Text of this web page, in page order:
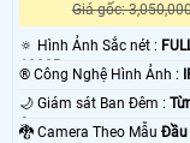
Giá gốc:
🔅 Hình Ảnh Sắc nét :
1080P .
®️ Công Nghệ Hình Ảnh :
🌙 Giám sát Ban Đêm :
Camera .
🐉️ Camera Theo Mẫu Đầu